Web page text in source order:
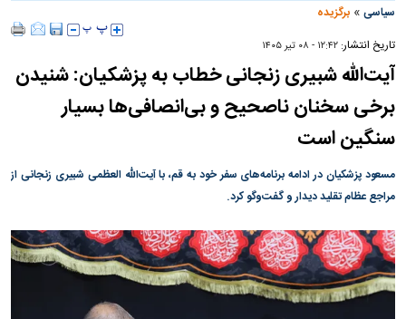
سیاسی »برگزیده
تاریخ انتشار:۱۲:۴۲ - ۰۸ تير ۱۴۰۵
آیت‌الله شبیری زنجانی خطاب به پزشکیان: شنیدن
برخی سخنان ناصحیح و بی‌انصافی‌ها بسیار
سنگین است
مسعود پزشکیان در ادامه برنامه‌های سفر خود به قم، با آیت‌الله العظمی شبیری زنجانی از
مراجع عظام تقلید دیدار و گفت‌و‌گو کرد.